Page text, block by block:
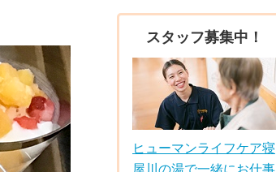
スタッフ募集中！
ヒューマンライフケア寝
屋川の湯で一緒にお仕事